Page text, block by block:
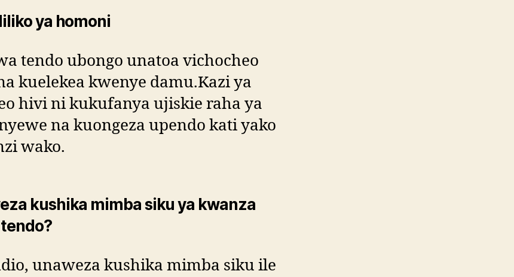
ya homoni
tendo ubongo unatoa vichocheo
kuelekea kwenye damu.Kazi ya
hivi ni kukufanya ujiskie raha ya
na kuongeza upendo kati yako
wako.
kushika mimba siku ya kwanza
unaweza kushika mimba siku ile